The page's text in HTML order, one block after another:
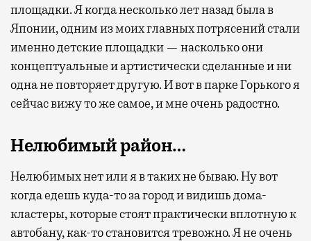
площадки. Я когда несколько лет назад была в
Японии, одним из моих главных потрясений стали
именно детские площадки — насколько они
концептуальные и артистически сделанные и ни
одна не повторяет другую. И вот в парке Горького я
сейчас вижу то же самое, и мне очень радостно.
Нелюбимый район…
Нелюбимых нет или я в таких не бываю. Ну вот
когда едешь куда-то за город и видишь дома-
кластеры, которые стоят практически вплотную к
автобану, как-то становится тревожно. Я не очень